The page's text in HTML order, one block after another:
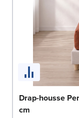
Drap-housse
cm